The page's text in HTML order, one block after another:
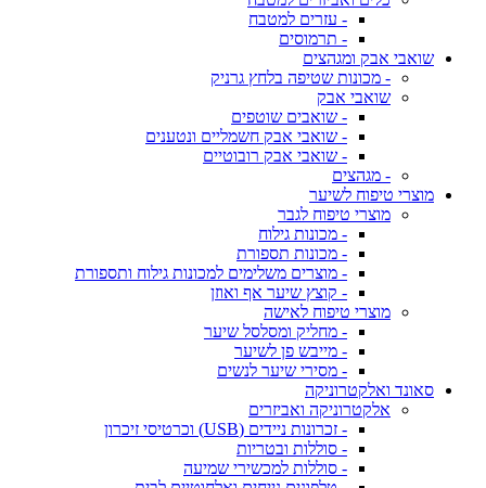
- עזרים למטבח
- תרמוסים
שואבי אבק ומגהצים
- מכונות שטיפה בלחץ גרניק
שואבי אבק
- שואבים שוטפים
- שואבי אבק חשמליים ונטענים
- שואבי אבק רובוטיים
- מגהצים
מוצרי טיפוח לשיער
מוצרי טיפוח לגבר
- מכונות גילוח
- מכונות תספורת
- מוצרים משלימים למכונות גילוח ותספורת
- קוצץ שיער אף ואוזן
מוצרי טיפוח לאישה
- מחליק ומסלסל שיער
- מייבש פן לשיער
- מסירי שיער לנשים
סאונד ואלקטרוניקה
אלקטרוניקה ואביזרים
- זכרונות ניידים (USB) וכרטיסי זיכרון
- סוללות ובטריות
- סוללות למכשירי שמיעה